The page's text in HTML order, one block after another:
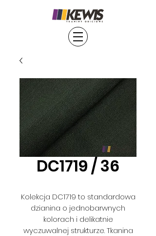
DC1719 / 36
Kolekcja DC1719 to standardowa
dzianina o jednobarwnych
kolorach i delikatnie
wyczuwalnej strukturze. Tkanina